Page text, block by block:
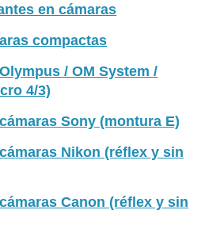
en cámaras
compactas
/ OM System /
4/3)
Sony (montura E)
Nikon (réflex y sin
Canon (réflex y sin